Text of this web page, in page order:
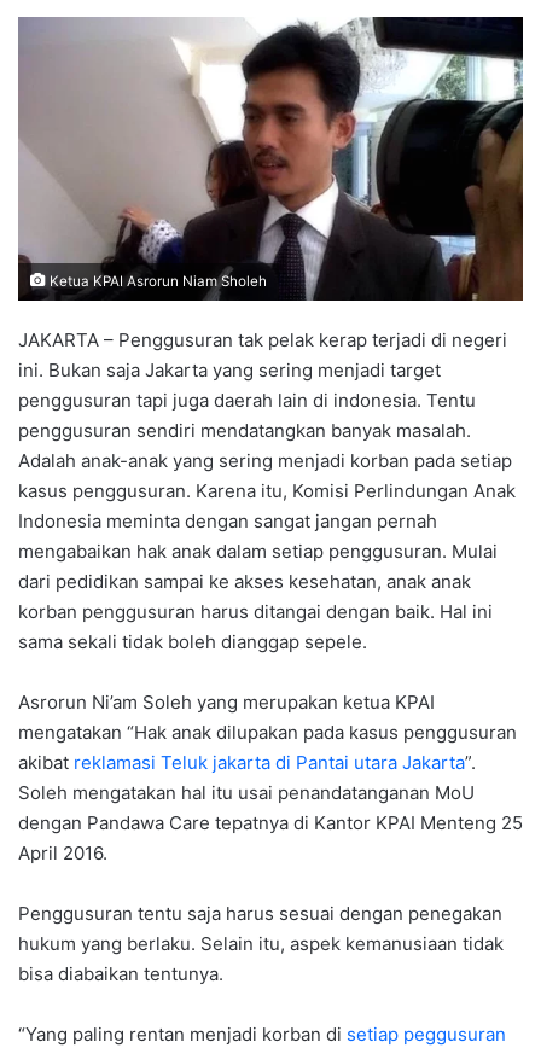
Ketua KPAI Asrorun Niam Sholeh
JAKARTA – Penggusuran tak pelak kerap terjadi di negeri
ini. Bukan saja Jakarta yang sering menjadi target
penggusuran tapi juga daerah lain di indonesia. Tentu
penggusuran sendiri mendatangkan banyak masalah.
Adalah anak-anak yang sering menjadi korban pada setiap
kasus penggusuran. Karena itu, Komisi Perlindungan Anak
Indonesia meminta dengan sangat jangan pernah
mengabaikan hak anak dalam setiap penggusuran. Mulai
dari pedidikan sampai ke akses kesehatan, anak anak
korban penggusuran harus ditangai dengan baik. Hal ini
sama sekali tidak boleh dianggap sepele.
Asrorun Ni’am Soleh yang merupakan ketua KPAI
mengatakan “Hak anak dilupakan pada kasus penggusuran
akibat reklamasi Teluk jakarta di Pantai utara Jakarta”.
Soleh mengatakan hal itu usai penandatanganan MoU
dengan Pandawa Care tepatnya di Kantor KPAI Menteng 25
April 2016.
Penggusuran tentu saja harus sesuai dengan penegakan
hukum yang berlaku. Selain itu, aspek kemanusiaan tidak
bisa diabaikan tentunya.
“Yang paling rentan menjadi korban di setiap peggusuran